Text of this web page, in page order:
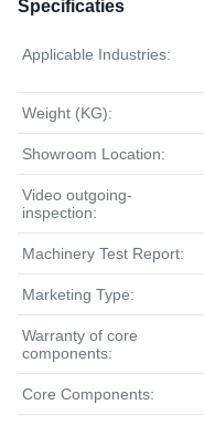
Specificaties
Applicable Industries:
Weight (KG):
Showroom Location:
Video outgoing-
inspection:
Machinery Test Report:
Marketing Type:
Warranty of core
components:
Core Components: